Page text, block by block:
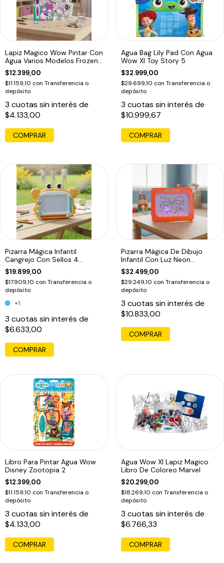
Lapiz Magico Wow Pintar Con
Agua Varios Modelos Frozen
Zenon
$12.399,00
$11.159,10 con Transferencia o
depósito
3 cuotas sin interés de
$4.133,00
COMPRAR
Agua Bag Lily Pad Con Agua
Wow Xl Toy Story 5
$32.999,00
$29.699,10 con Transferencia o
depósito
3 cuotas sin interés de
$10.999,67
Pizarra Mágica Infantil
Cangrejo Con Sellos 4
Colores
$19.899,00
$17.909,10 con Transferencia o
depósito
+1
3 cuotas sin interés de
$6.633,00
COMPRAR
Pizarra Mágica De Dibujo
Infantil Con Luz Neon
Fluorescente
$32.499,00
$29.249,10 con Transferencia o
depósito
3 cuotas sin interés de
$10.833,00
COMPRAR
Libro Para Pintar Agua Wow
Disney Zootopia 2
$12.399,00
$11.159,10 con Transferencia o
depósito
3 cuotas sin interés de
$4.133,00
Agua Wow Xl Lapiz Magico
Libro De Coloreo Marvel
$20.299,00
$18.269,10 con Transferencia o
depósito
3 cuotas sin interés de
$6.766,33
COMPRAR